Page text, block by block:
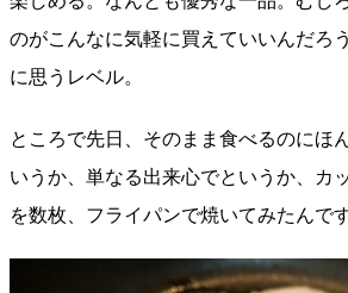
のがこんなに気軽に買えていいんだろ
に思うレベル。
ところで先日、そのまま食べるのにほ
いうか、単なる出来心でというか、カ
を数枚、フライパンで焼いてみたんです